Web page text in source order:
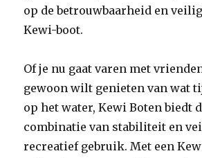
op de betrouwbaarheid en
Kewi-boot.
Of je nu gaat varen met
gewoon wilt genieten van wat
op het water, Kewi Boten biedt
combinatie van stabiliteit en
recreatief gebruik. Met een